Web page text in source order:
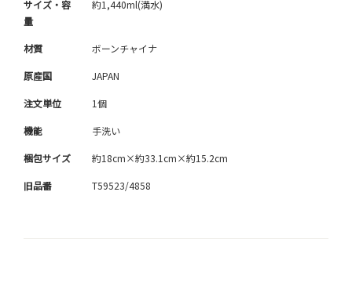
サイズ・容
量
約1,440ml(満水)
材質 ボーンチャイナ
原産国 JAPAN
注文単位 1個
機能 手洗い
梱包サイズ 約18cm×約33.1cm×約15.2cm
旧品番 T59523/4858